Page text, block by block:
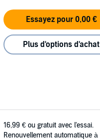
Essayez pour 0,00 €
Plus d'options d'achat
16,99 € ou gratuit avec l'essai.
Renouvellement automatique à